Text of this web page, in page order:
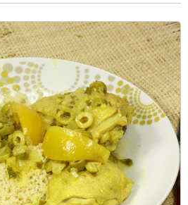
Volailles
utilise
pour nous assurer du bon
site et à des fins analytiques. Vous
tout moment en cliquant sur l'icône
de notre site. En autorisant ces
le dépôt et la lecture de
technologies de suivi nécessaires